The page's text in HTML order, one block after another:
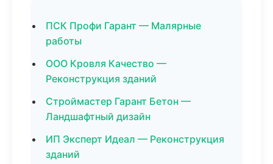
ПСК Профи Гарант — Малярные
работы
ООО Кровля Качество —
Реконструкция зданий
Строймастер Гарант Бетон —
Ландшафтный дизайн
ИП Эксперт Идеал — Реконструкция
зданий